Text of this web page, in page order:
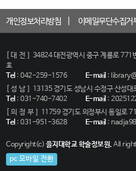
개인정보처리방침 이메일무단수집거
[대전]
34824 대전광역시 중구 계룡로
호
Tel: 042-259-1576 E-mail:
[성남]
13135 경기도 성남시 수정구 산성
Tel: 031-740-7402 E-mail:
[의정부]
11759 경기도 의정부시 동일로
Tel: 031-951-3628 E-mail:
Copyright(c) 을지대학교 학술정보원. All
pc 모바일 전환